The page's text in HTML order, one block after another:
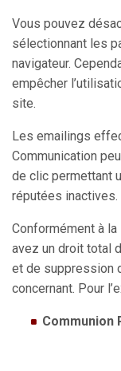
Vous pouvez
sélectionnant les
navigateur.
empêcher
site.
Les emailings
Communication
de clic permettant
réputées inactives.
Conformément à
avez un droit total
et de suppression
concernant. Pour
Communion